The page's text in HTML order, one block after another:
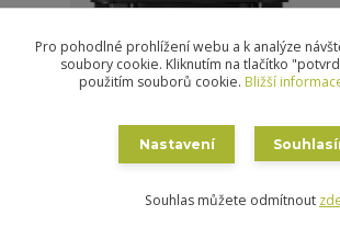
Pro pohodlné prohlížení webu a k analýze
soubory cookie. Kliknutím na tlačítko
použitím souborů cookie. Bližší
Nastavení
Souhlas můžete odmítnout